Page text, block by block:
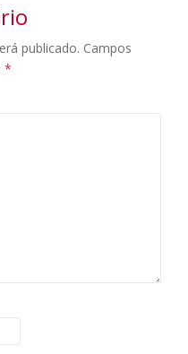
publicado. Campos
*